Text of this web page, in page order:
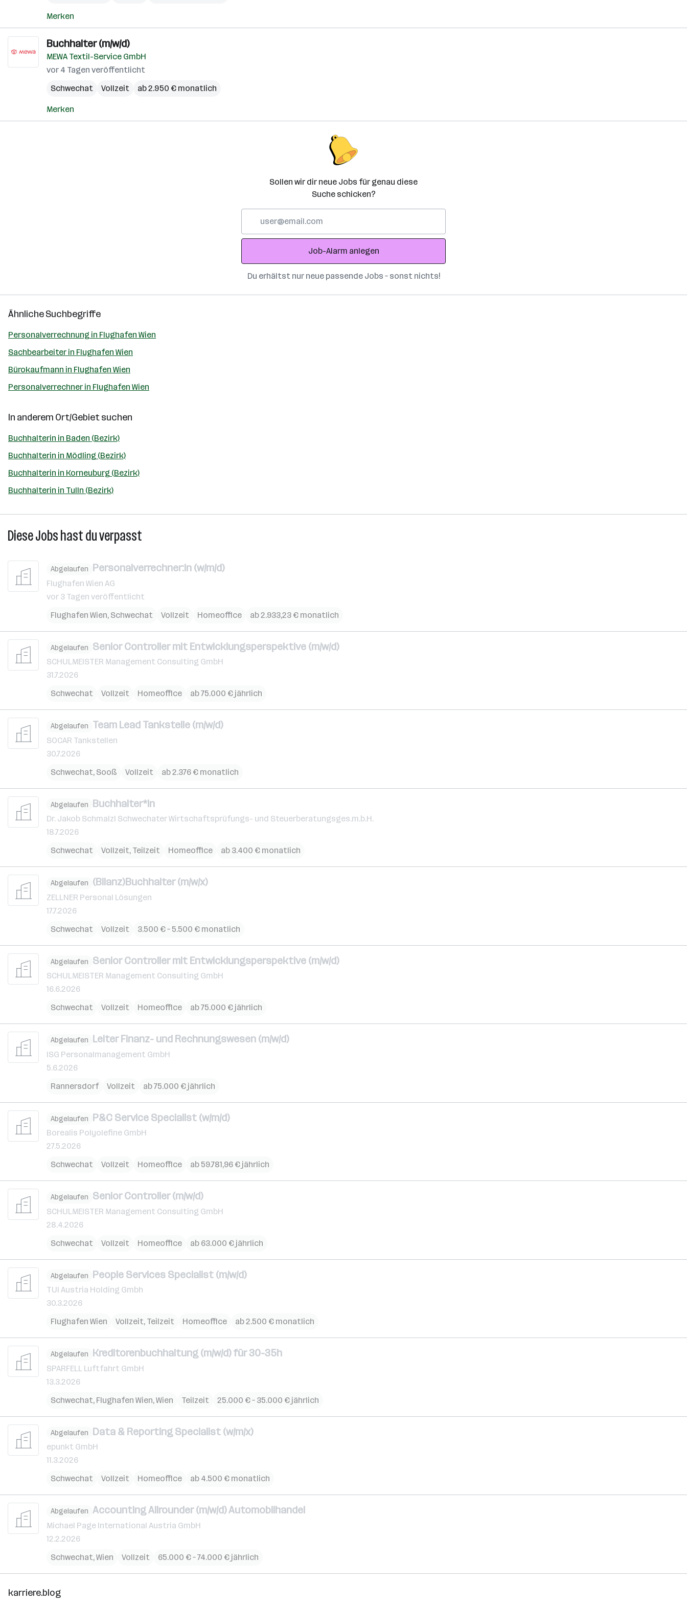
Merken
Buchhalter (m/w/d)
MEWA Textil-Service GmbH
vor 4 Tagen veröffentlicht
Schwechat
Vollzeit ab 2.950 € monatlich
Merken
Sollen wir dir neue Jobs für genau diese
Suche schicken?
Adresse
Job-Alarm anlegen
Du erhältst nur neue passende Jobs – sonst nichts!
Ähnliche Suchbegriffe
Personalverrechnung in Flughafen Wien
Sachbearbeiter in Flughafen Wien
Bürokaufmann in Flughafen Wien
Personalverrechner in Flughafen Wien
In anderem Ort/Gebiet suchen
Buchhalterin in Baden (Bezirk)
Buchhalterin in Mödling (Bezirk)
Buchhalterin in Korneuburg (Bezirk)
Buchhalterin in Tulln (Bezirk)
Diese Jobs hast du verpasst
Abgelaufen Personalverrechner:in (w/m/d)
Flughafen Wien AG
vor 3 Tagen veröffentlicht
Flughafen Wien, Schwechat Vollzeit Homeoffice ab 2.933,23 € monatlich
Abgelaufen Senior Controller mit Entwicklungsperspektive (m/w/d)
SCHULMEISTER Management Consulting GmbH
31.7.2026
Schwechat
Vollzeit Homeoffice ab 75.000 € jährlich
Abgelaufen Team Lead Tankstelle (m/w/d)
SOCAR Tankstellen
30.7.2026
Schwechat, Sooß Vollzeit ab 2.376 € monatlich
Abgelaufen Buchhalter*in
Dr. Jakob Schmalzl Schwechater Wirtschaftsprüfungs- und Steuerberatungsges.m.b.H.
18.7.2026
Schwechat
Vollzeit, Teilzeit Homeoffice ab 3.400 € monatlich
Abgelaufen (Bilanz)Buchhalter (m/w/x)
ZELLNER Personal Lösungen
17.7.2026
Schwechat
Vollzeit 3.500 € – 5.500 € monatlich
Abgelaufen Senior Controller mit Entwicklungsperspektive (m/w/d)
SCHULMEISTER Management Consulting GmbH
16.6.2026
Schwechat
Vollzeit Homeoffice ab 75.000 € jährlich
Abgelaufen Leiter Finanz- und Rechnungswesen (m/w/d)
ISG Personalmanagement GmbH
5.6.2026
Rannersdorf
Vollzeit ab 75.000 € jährlich
Abgelaufen P&C Service Specialist (w/m/d)
Borealis Polyolefine GmbH
27.5.2026
Schwechat
Vollzeit Homeoffice ab 59.781,96 € jährlich
Abgelaufen Senior Controller (m/w/d)
SCHULMEISTER Management Consulting GmbH
28.4.2026
Schwechat
Vollzeit Homeoffice ab 63.000 € jährlich
Abgelaufen People Services Specialist (m/w/d)
TUI Austria Holding Gmbh
30.3.2026
Flughafen Wien
Vollzeit, Teilzeit Homeoffice ab 2.500 € monatlich
Abgelaufen Kreditorenbuchhaltung (m/w/d) für 30-35h
SPARFELL Luftfahrt GmbH
13.3.2026
Schwechat, Flughafen Wien,Wien Teilzeit 25.000 € – 35.000 € jährlich
Abgelaufen Data & Reporting Specialist (w/m/x)
epunkt GmbH
11.3.2026
Schwechat
Vollzeit Homeoffice ab 4.500 € monatlich
Abgelaufen Accounting Allrounder (m/w/d) Automobilhandel
Michael Page International Austria GmbH
12.2.2026
Schwechat,Wien Vollzeit 65.000 € – 74.000 € jährlich
karriere.blog